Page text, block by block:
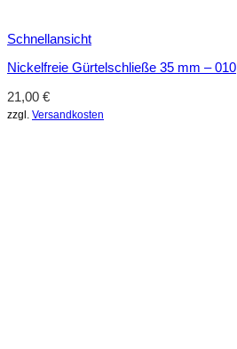
Schnellansicht
Nickelfreie Gürtelschließe 35 mm – 010
21,00 €
zzgl. Versandkosten